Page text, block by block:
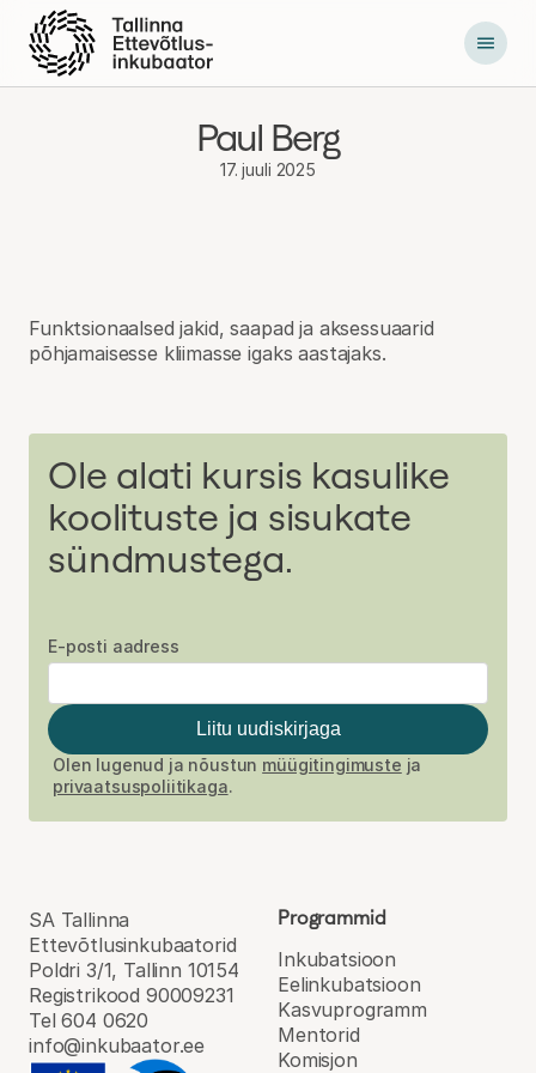
Põhilise
sisu
juurde
Paul Berg
17. juuli 2025
Funktsionaalsed jakid, saapad ja aksessuaarid
põhjamaisesse kliimasse igaks aastajaks.
Ole alati kursis kasulike
koolituste ja sisukate
sündmustega.
E-posti aadress
Liitu uudiskirjaga
Olen lugenud ja nõustun müügitingimuste ja
privaatsuspoliitikaga.
SA Tallinna
Ettevõtlusinkubaatorid
Poldri 3/1, Tallinn 10154
Registrikood 90009231
Tel 604 0620
info@inkubaator.ee
Programmid
Inkubatsioon
Eel­inkubatsioon
Kasvu­programm
Mentorid
Komisjon